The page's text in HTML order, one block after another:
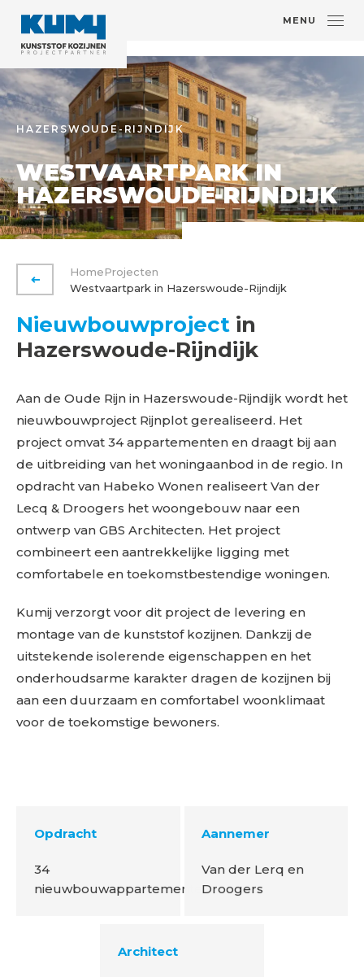
MENU
HAZERSWOUDE-RIJNDIJK
WESTVAARTPARK IN
HAZERSWOUDE-RIJNDIJK
VORIGE PAGINA
HomeProjecten
Westvaartpark in Hazerswoude-Rijndijk
Nieuwbouwproject in
Hazerswoude-Rijndijk
Aan de Oude Rijn in Hazerswoude-Rijndijk wordt het
nieuwbouwproject Rijnplot gerealiseerd. Het
project omvat 34 appartementen en draagt bij aan
de uitbreiding van het woningaanbod in de regio. In
opdracht van Habeko Wonen realiseert Van der
Lecq & Droogers het woongebouw naar een
ontwerp van GBS Architecten. Het project
combineert een aantrekkelijke ligging met
comfortabele en toekomstbestendige woningen.
Kumij verzorgt voor dit project de levering en
montage van de kunststof kozijnen. Dankzij de
uitstekende isolerende eigenschappen en het
onderhoudsarme karakter dragen de kozijnen bij
aan een duurzaam en comfortabel woonklimaat
voor de toekomstige bewoners.
Opdracht
34
nieuwbouwappartementen
Aannemer
Van der Lerq en
Droogers
Architect